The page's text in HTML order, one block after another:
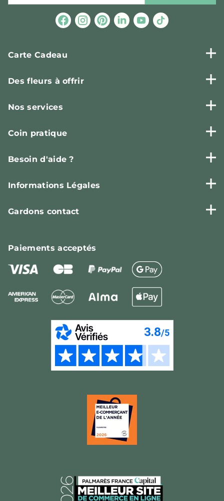
Carte Cadeau
Des fleurs à offrir
Nos services
Coin pratique
Besoin d'aide ?
Informations Légales
Gardons contact
Paiementsacceptés